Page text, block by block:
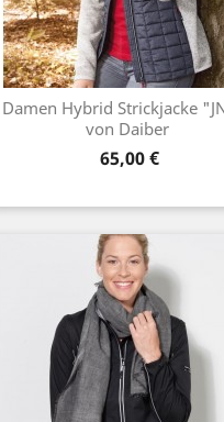
Damen Hybrid Strickjacke
von Daiber
Preis
65,00 €